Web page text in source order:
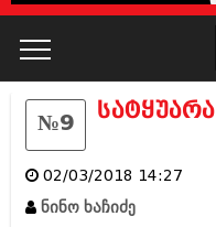
კატალოგი
პოლიტიკა
ინტერვიუები
№9
სატყუარა
02/03/2018 14:27
ნინო ხაჩიძე